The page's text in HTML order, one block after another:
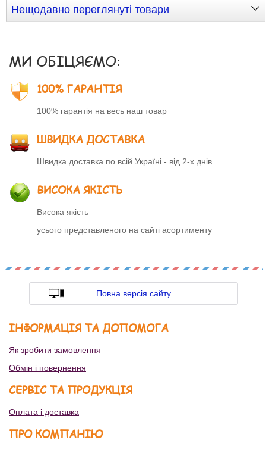
Нещодавно переглянуті товари
МИ ОБІЦЯЄМО:
100% ГАРАНТІЯ
100% гарантія на весь наш товар
ШВИДКА ДОСТАВКА
Швидка доставка по всій Україні - від 2-х днів
ВИСОКА ЯКІСТЬ
Висока якість
усього представленого на сайті асортименту
Повна версія сайту
ІНФОРМАЦІЯ ТА ДОПОМОГА
Як зробити замовлення
Обмін і повернення
СЕРВІС ТА ПРОДУКЦІЯ
Оплата і доставка
ПРО КОМПАНІЮ